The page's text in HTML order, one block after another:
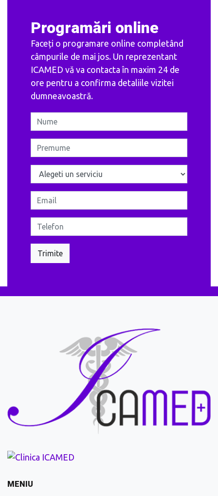
Programări online
Faceți o programare online completând
câmpurile de mai jos. Un reprezentant
ICAMED vă va contacta în maxim 24 de
ore pentru a confirma detaliile vizitei
dumneavoastră.
MENIU